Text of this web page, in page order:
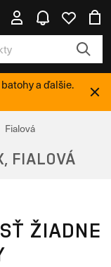
a ďalšie.
Fialová
FIALOVÁ
ŽIADNE